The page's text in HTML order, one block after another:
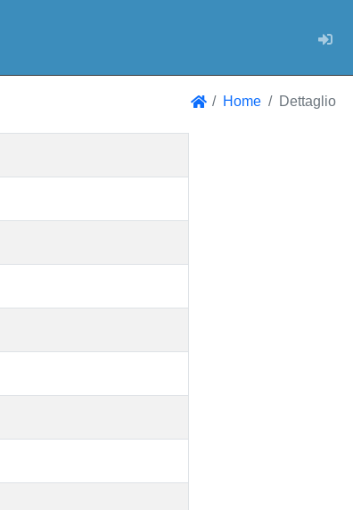
Home Dettaglio